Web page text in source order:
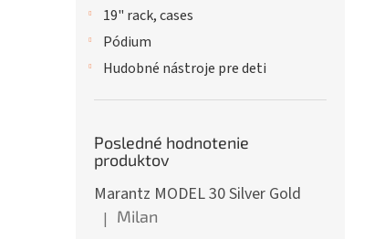
19" rack, cases
Pódium
Hudobné nástroje pre deti
Posledné hodnotenie
produktov
Marantz MODEL 30 Silver Gold
Hodnotenie produktu je 5 z 5 hviezdičiek.
| Milan